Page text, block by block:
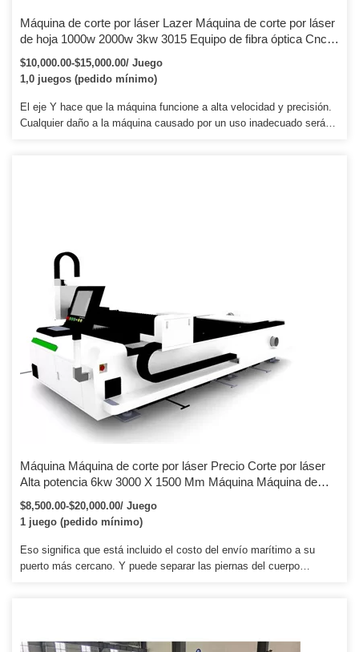
Máquina de corte por láser Lazer Máquina de corte por láser
de hoja 1000w 2000w 3kw 3015 Equipo de fibra óptica Cnc
Lazer Cutter Máquina de corte por láser de fibra de metal de
carbono para hoja de acero inoxidable
$10,000.00-$15,000.00/ Juego
1,0 juegos (pedido mínimo)
El eje Y hace que la máquina funcione a alta velocidad y precisión.
Cualquier daño a la máquina causado por un uso inadecuado será
Máquina Máquina de corte por láser Precio Corte por láser
Alta potencia 6kw 3000 X 1500 Mm Máquina Máquina de
corte por láser de fibra totalmente cerrada
$8,500.00-$20,000.00/ Juego
1 juego (pedido mínimo)
Eso significa que está incluido el costo del envío marítimo a su
puerto más cercano. Y puede separar las piernas del cuerpo